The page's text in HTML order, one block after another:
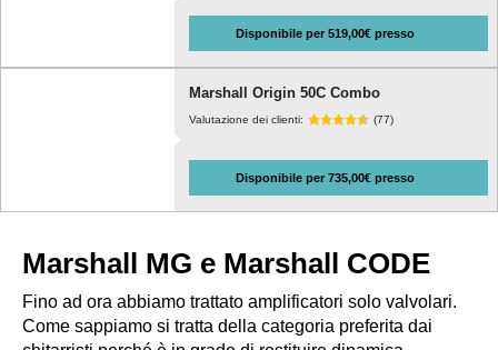
Disponibile per 519,00€ presso
Marshall Origin 50C Combo
Valutazione dei clienti: (77)
Disponibile per 735,00€ presso
Marshall MG e Marshall CODE
Fino ad ora abbiamo trattato amplificatori solo valvolari.
Come sappiamo si tratta della categoria preferita dai